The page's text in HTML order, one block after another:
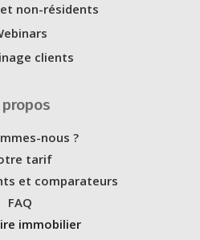
non-résidents
clients
propos
nous ?
tarif
et comparateurs
FAQ
immobilier